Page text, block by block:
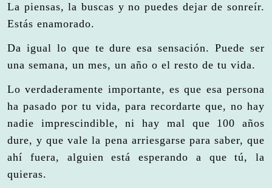
La piensas, la buscas y no puedes dejar de sonreír.
Estás enamorado.
Da igual lo que te dure esa sensación. Puede ser
una semana, un mes, un año o el resto de tu vida.
Lo verdaderamente importante, es que esa persona
ha pasado por tu vida, para recordarte que, no hay
nadie imprescindible, ni hay mal que 100 años
dure, y que vale la pena arriesgarse para saber, que
ahí fuera, alguien está esperando a que tú, la
quieras.